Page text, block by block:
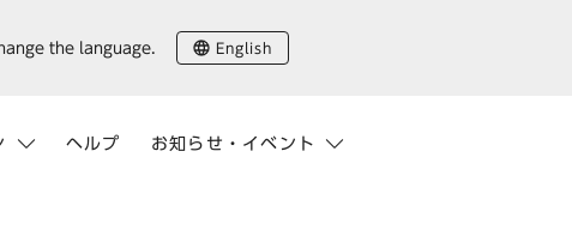
ヘルプ お知らせ・イベント
the language. English